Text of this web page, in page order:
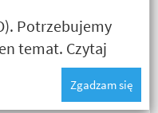
Potrzebujemy
temat. Czytaj
Zgadzam się